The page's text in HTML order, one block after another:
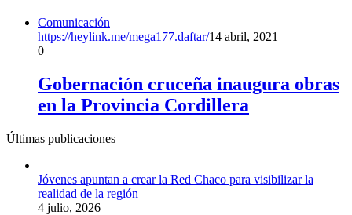
Comunicación
https://heylink.me/mega177.daftar/14 abril, 2021
0
Gobernación cruceña inaugura obras
en la Provincia Cordillera
Últimas publicaciones
Jóvenes apuntan a crear la Red Chaco para visibilizar la
realidad de la región
4 julio, 2026